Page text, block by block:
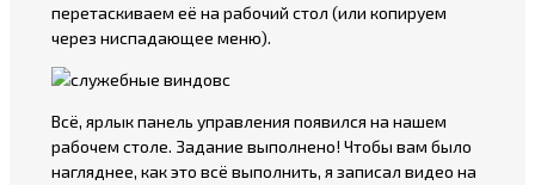
перетаскиваем её на рабочий стол (или копируем
через ниспадающее меню).
Всё, ярлык панель управления появился на нашем
рабочем столе. Задание выполнено! Чтобы вам было
нагляднее, как это всё выполнить, я записал видео на